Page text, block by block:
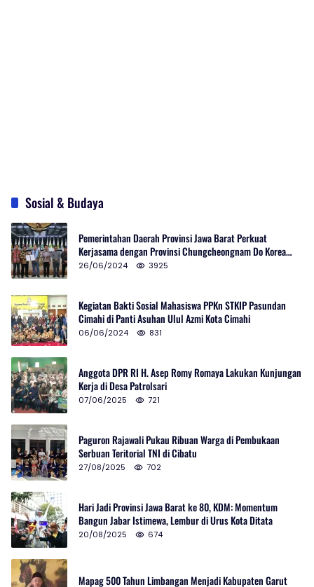
Sosial & Budaya
Pemerintahan Daerah Provinsi Jawa Barat Perkuat
Kerjasama dengan Provinsi Chungcheongnam Do Korea
Selatan
26/06/2024 3925
Kegiatan Bakti Sosial Mahasiswa PPKn STKIP Pasundan
Cimahi di Panti Asuhan Ulul Azmi Kota Cimahi
06/06/2024 831
Anggota DPR RI H. Asep Romy Romaya Lakukan Kunjungan
Kerja di Desa Patrolsari
07/06/2025 721
Paguron Rajawali Pukau Ribuan Warga di Pembukaan
Serbuan Teritorial TNI di Cibatu
27/08/2025 702
Hari Jadi Provinsi Jawa Barat ke 80, KDM: Momentum
Bangun Jabar Istimewa, Lembur di Urus Kota Ditata
20/08/2025 674
Mapag 500 Tahun Limbangan Menjadi Kabupaten Garut